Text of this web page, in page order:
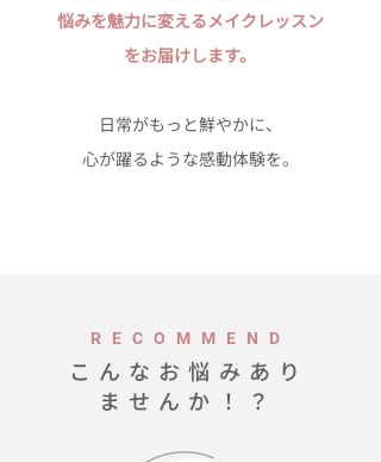
悩みを魅力に変えるメイクレッスン
をお届けします。
日常がもっと鮮やかに、
心が躍るような感動体験を。
RECOMMEND
こんなお悩みあり
ませんか！？